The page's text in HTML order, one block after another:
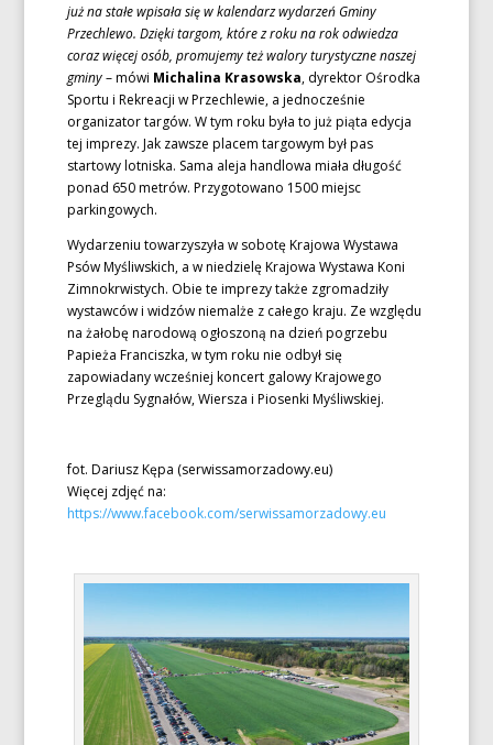
już na stałe wpisała się w kalendarz wydarzeń Gminy
Przechlewo. Dzięki targom, które z roku na rok odwiedza
coraz więcej osób, promujemy też walory turystyczne naszej
gminy– mówi Michalina Krasowska, dyrektor Ośrodka
Sportu i Rekreacji w Przechlewie, a jednocześnie
organizator targów. W tym roku była to już piąta edycja
tej imprezy. Jak zawsze placem targowym był pas
startowy lotniska. Sama aleja handlowa miała długość
ponad 650 metrów. Przygotowano 1500 miejsc
parkingowych.
Wydarzeniu towarzyszyła w sobotę Krajowa Wystawa
Psów Myśliwskich, a w niedzielę Krajowa Wystawa Koni
Zimnokrwistych. Obie te imprezy także zgromadziły
wystawców i widzów niemalże z całego kraju. Ze względu
na żałobę narodową ogłoszoną na dzień pogrzebu
Papieża Franciszka, w tym roku nie odbył się
zapowiadany wcześniej koncert galowy Krajowego
Przeglądu Sygnałów, Wiersza i Piosenki Myśliwskiej.
fot. Dariusz Kępa (serwissamorzadowy.eu)
Więcej zdjęć na:
https://www.facebook.com/serwissamorzadowy.eu